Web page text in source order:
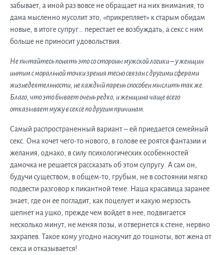
забывает, а иной раз вовсе не обращает на них внимания, то
дама мысленно мусолит это, «прикрепляет» к старым обидам
новые, в итоге супруг… перестает ее возбуждать, а секс с ним
больше не приносит удовольствия.
Не пытайтесь понять это со стороны мужской логики – у женщин
интим с моральной точки зрения тесно связан с другими сферами
жизнедеятельности, не каждый парень способен мыслить так же.
Благо, что это бывает очень редко, и женщина чаще всего
отказывает мужу в сексе по другим причинам.
Самый распространенный вариант – ей приедается семейный
секс. Она хочет чего-то нового, в голове ее роятся фантазии и
желания, однако, в силу психологических особенностей
дамочка не решается рассказать об этом супругу. А сам он,
будучи существом, в общем-то, грубым, не в состоянии мягко
подвести разговор к пикантной теме. Наша красавица заранее
знает, где он ее погладит, как поцелует и какую мерзость
шепнет на ушко, прежде чем войдет в нее, подвигается
несколько минут, не меняя позы, и отвернется к стене, нервно
захрапев. Такое кому угодно наскучит до тошноты, вот жена от
секса и отказывается!